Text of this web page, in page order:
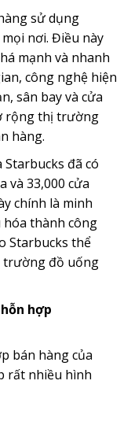
sử dụng
nơi. Điều này
mạnh và nhanh
công nghệ hiện
sân bay và cửa
rộng thị trường
hàng.
Starbucks đã có
và 33,000 cửa
chính là minh
thành công
Starbucks thể
trường đồ uống
hợp
bán hàng của
rất nhiều hình